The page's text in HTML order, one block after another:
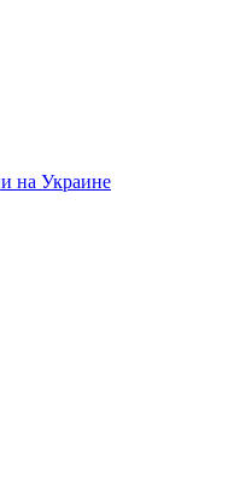
на Украине